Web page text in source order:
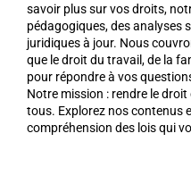
savoir plus sur vos droits,
pédagogiques, des analyses
juridiques à jour. Nous
que le droit du travail, de la
pour répondre à vos
Notre mission : rendre le
tous. Explorez nos contenus
compréhension des lois qui